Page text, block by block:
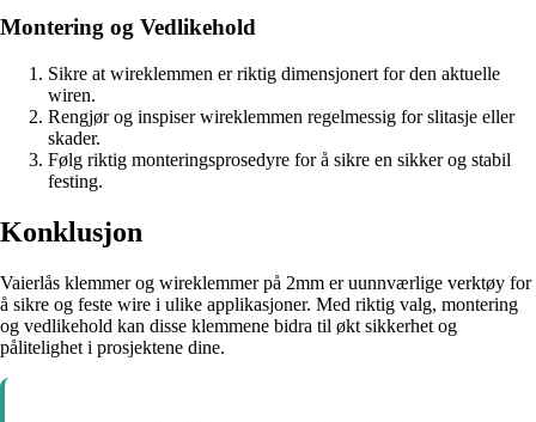
Montering og Vedlikehold
Sikre at wireklemmen er riktig dimensjonert for den aktuelle
wiren.
Rengjør og inspiser wireklemmen regelmessig for slitasje eller
skader.
Følg riktig monteringsprosedyre for å sikre en sikker og stabil
festing.
Konklusjon
Vaierlås klemmer og wireklemmer på 2mm er uunnværlige verktøy for
å sikre og feste wire i ulike applikasjoner. Med riktig valg, montering
og vedlikehold kan disse klemmene bidra til økt sikkerhet og
pålitelighet i prosjektene dine.